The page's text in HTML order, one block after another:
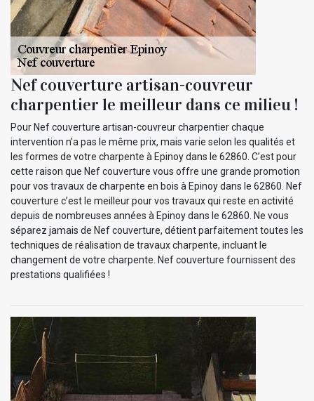
Nef couverture artisan-couvreur
charpentier le meilleur dans ce milieu !
Pour Nef couverture artisan-couvreur charpentier chaque
intervention n’a pas le même prix, mais varie selon les qualités et
les formes de votre charpente à Epinoy dans le 62860. C’est pour
cette raison que Nef couverture vous offre une grande promotion
pour vos travaux de charpente en bois à Epinoy dans le 62860. Nef
couverture c’est le meilleur pour vos travaux qui reste en activité
depuis de nombreuses années à Epinoy dans le 62860. Ne vous
séparez jamais de Nef couverture, détient parfaitement toutes les
techniques de réalisation de travaux charpente, incluant le
changement de votre charpente. Nef couverture fournissent des
prestations qualifiées !